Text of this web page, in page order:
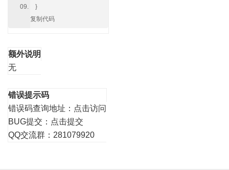
}
复制代码
额外说明
无
错误提示码
错误码查询地址： 点击访问
BUG提交： 点击提交
QQ交流群：281079920